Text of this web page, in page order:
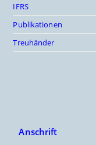
IFRS
Publikationen
Treuhänder
Anschrift